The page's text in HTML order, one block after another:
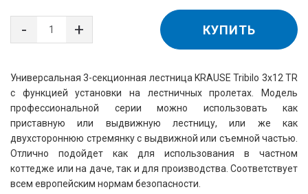
Универсальная 3-секционная лестница KRAUSE Tribilo 3x12 TR
с функцией установки на лестничных пролетах. Модель
профессиональной серии можно использовать как
приставную или выдвижную лестницу, или же как
двухстороннюю стремянку с выдвижной или съемной частью.
Отлично подойдет как для использования в частном
коттедже или на даче, так и для производства. Соответствует
всем европейским нормам безопасности.
КУПИТЬ